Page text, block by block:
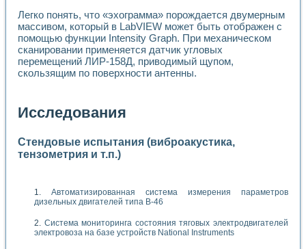
Легко понять, что «эхограмма» порождается двумерным
массивом, который в LabVIEW может быть отображен с
помощью функции Intensity Graph. При механическом
сканировании применяется датчик угловых
перемещений ЛИР-158Д, приводимый щупом,
скользящим по поверхности антенны.
Исследования
Стендовые испытания (виброакустика,
тензометрия и т.п.)
Автоматизированная система измерения параметров
дизельных двигателей типа В-46
Система мониторинга состояния тяговых электродвигателей
электровоза на базе устройств National Instruments